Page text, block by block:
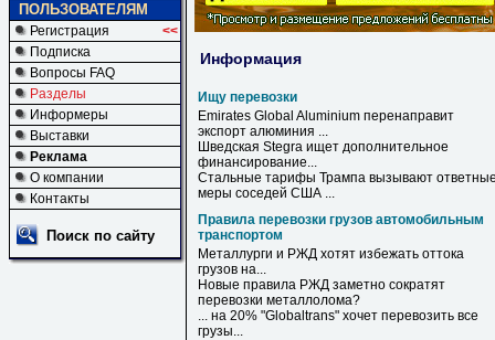
ПОЛЬЗОВАТЕЛЯМ
Регистрация
<<
Подписка
Вопросы FAQ
Разделы
Информеры
Выставки
Реклама
О компании
Контакты
Поиск по сайту
Информация
Ищу перевозки
Emirates Global Aluminium перенаправит
экспорт алюминия ...
Шведская Stegra ищет дополнительное
финансирование...
Стальные тарифы Трампа вызывают
меры соседей США ...
Правила перевозки грузов автомобильным
транспортом
Металлурги и РЖД хотят избежать оттока
грузов на...
Новые правила РЖД заметно сократят
перевозки металлолома?
... на 20% "Globaltrans" хочет перевозить все
грузы...